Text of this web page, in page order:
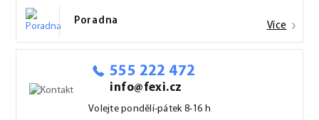
Poradna Více
555 222 472
info@fexi.cz
Volejte pondělí-pátek 8-16 h